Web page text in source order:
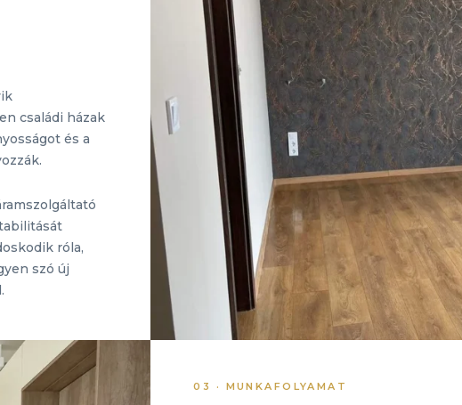
családi házak
és a
róla,
szó új
03 · MUNKAFOLYAMAT